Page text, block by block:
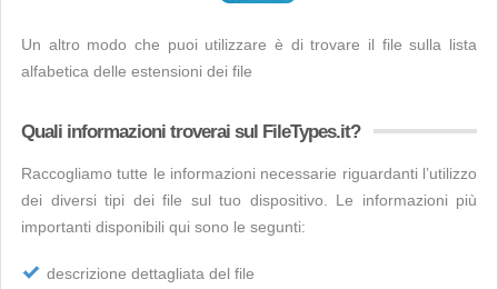
Un altro modo che puoi utilizzare è di trovare il file sulla lista
alfabetica delle estensioni dei file
Quali informazioni troverai sul FileTypes.it?
Raccogliamo tutte le informazioni necessarie riguardanti l’utilizzo
dei diversi tipi dei file sul tuo dispositivo. Le informazioni più
importanti disponibili qui sono le segunti:
descrizione dettagliata del file